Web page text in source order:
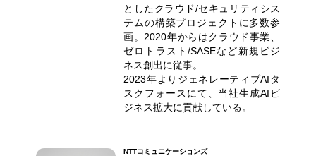
としたクラウド/セキュリティシス
テムの構築プロジェクトに多数参
画。2020年からはクラウド事業、
ゼロトラスト/SASEなど新規ビジ
ネス創出に従事。
2023年よりジェネレーティブAIタ
スクフォースにて、当社生成AIビ
ジネス拡大に貢献している。
NTTコミュニケーションズ